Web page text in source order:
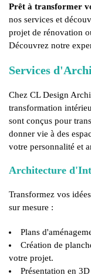
Prêt à transformer
nos services et
projet de rénovation
Découvrez notre
Services
Chez CL Design
transformation
sont conçus pour
donner vie à des
votre personnalité et
Architecture
Transformez vos
sur mesure :
Plans
Création de
votre projet.
Présentation en